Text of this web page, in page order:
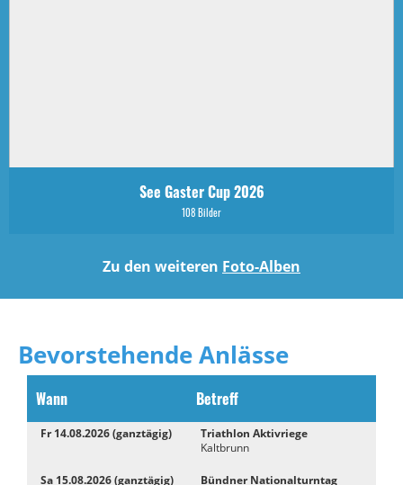
See Gaster Cup 2026
108 Bilder
Zu den weiteren Foto-Alben
Bevorstehende Anlässe
Wann Betreff
Fr 14.08.2026 (ganztägig)
Triathlon Aktivriege
Kaltbrunn
Sa 15.08.2026 (ganztägig)
Bündner Nationalturntag